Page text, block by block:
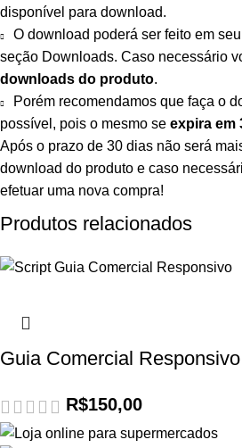
disponível para download.
O download poderá ser feito em
seção Downloads. Caso necessário
downloads do produto.
Porém recomendamos que faça o
possível, pois o mesmo se expira em
Após o prazo de 30 dias não será
download do produto e caso
efetuar uma nova compra!
Produtos relacionados
Guia Comercial
R$150,00